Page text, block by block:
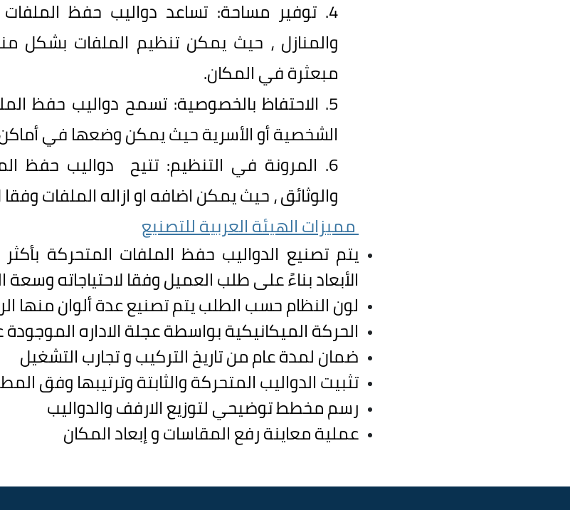
4. توفير مساحة: تساعد دواليب حفظ
والمنازل ، حيث يمكن تنظيم الملفات بشكل
مبعثرة في المكان.
5. الاحتفاظ بالخصوصية:تسمح دواليب حفظ
الشخصية أو الأسرية حيث يمكن وضعها في
6. المرونة في التنظيم:تتيح دواليب حفظ
والوثائق ، حيث يمكن اضافه او ازاله الملفات
مميزات الهيئة العربية للتصنيع
يتم تصنيع الدواليب حفظ الملفات المتحركة
الأبعاد بناءً على طلب العميل وفقا لاحتياجاته وسعة
لون النظام حسب الطلب يتم تصنيع عدة ألوان منها
الحركة الميكانيكية بواسطة عجلة الاداره
ضمان لمدة عام من تاريخ التركيب و تجارب التشغيل
تثبيت الدواليب المتحركة والثابتة وترتيبها وفق
رسم مخطط توضيحي لتوزيع الارفف والدواليب
عملية معاينة رفع المقاسات و إبعاد المكان